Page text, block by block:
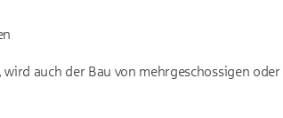
auch der Bau von mehrgeschossigen oder